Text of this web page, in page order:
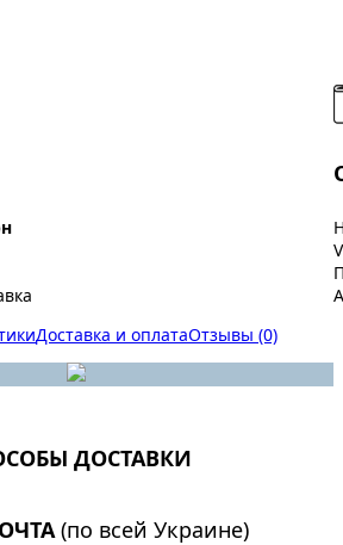
Доставка и оплатаОтзывы (0)
ДОСТАВКИ
(по всей Украине)